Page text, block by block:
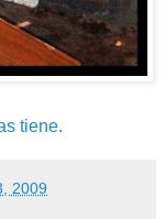
tiene.
2009